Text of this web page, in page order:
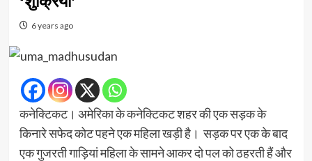
6 years ago
कनेक्टिकट। अमेरिका के कनेक्टिकट शहर की एक सड़क के
किनारे सफेद कोट पहने एक महिला खड़ी है। सड़क पर एक के बाद
एक गुजरती गाड़ियां महिला के सामने आकर दो पल को ठहरती हैं और